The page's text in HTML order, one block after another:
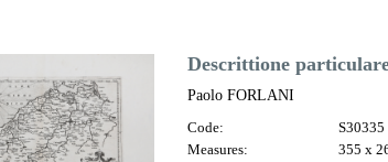
Descrittione
Paolo FORLANI
Code:
S30335
Measures:
355 x